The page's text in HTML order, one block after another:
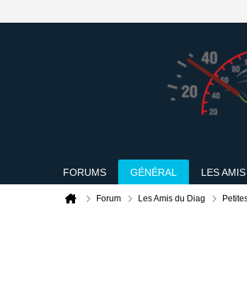
FORUMS GÉNÉRAL LES
Forum Les Amis du Diag